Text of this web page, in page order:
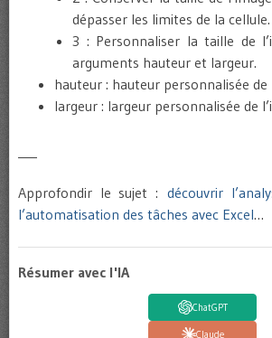
dépasser les limites de la cellule.
3 : Personnaliser la taille de
arguments hauteur et largeur.
hauteur : hauteur personnalisée de
largeur : largeur personnalisée de
Approfondir le sujet : découvrir
l’automatisation des tâches avec Excel…
Résumer avec l'IA
ChatGPT
Claude